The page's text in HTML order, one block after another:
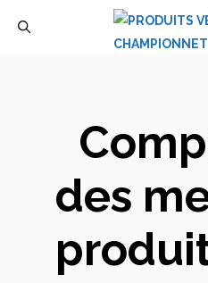
des